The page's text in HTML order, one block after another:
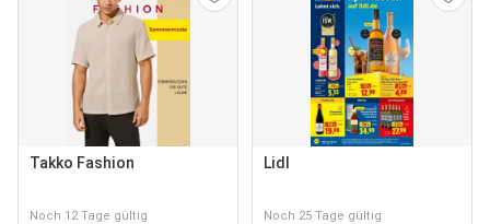
Takko Fashion
Noch 12 Tage gültig
Lidl
Noch 25 Tage gültig